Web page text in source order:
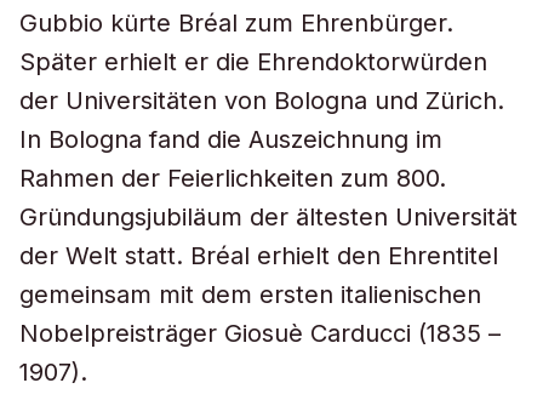
Gubbio kürte Bréal zum Ehrenbürger.
Später erhielt er die Ehrendoktorwürden
der Universitäten von Bologna und Zürich.
In Bologna fand die Auszeichnung im
Rahmen der Feierlichkeiten zum 800.
Gründungsjubiläum der ältesten Universität
der Welt statt. Bréal erhielt den Ehrentitel
gemeinsam mit dem ersten italienischen
Nobelpreisträger Giosuè Carducci (1835 –
1907).